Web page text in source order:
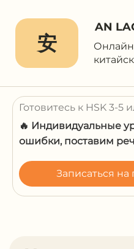
安
AN
Готовитесь к HSK 3-
🔥 Индивидуальные
ошибки, поставим
Записаться